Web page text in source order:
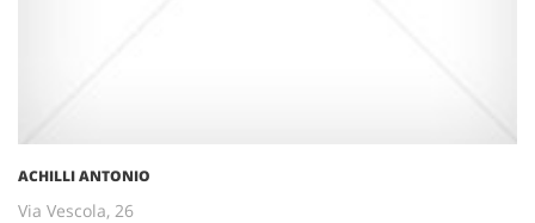
ACHILLI ANTONIO
Via Vescola, 26